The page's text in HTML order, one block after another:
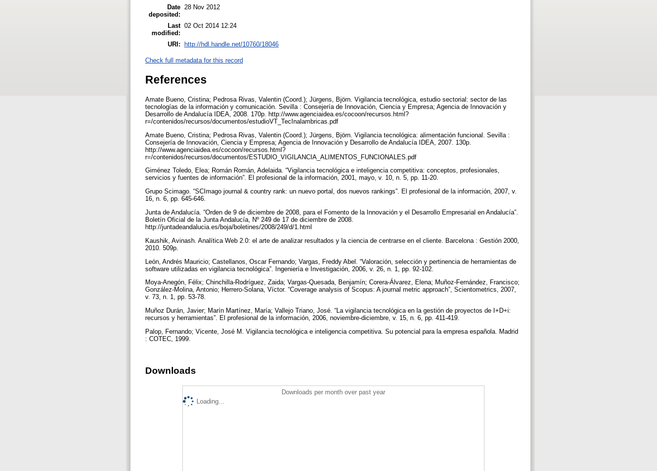
Date
deposited:
28 Nov 2012
Last
modified:
02 Oct 2014 12:24
URI: http://hdl.handle.net/10760/18046
Check full metadata for this record
References
Amate Bueno, Cristina; Pedrosa Rivas, Valentin (Coord.); Jürgens, Björn. Vigilancia tecnológica, estudio sectorial: sector de las
tecnologías de la información y comunicación. Sevilla : Consejería de Innovación, Ciencia y Empresa; Agencia de Innovación y
Desarrollo de Andalucía IDEA, 2008. 170p. http://www.agenciaidea.es/cocoon/recursos.html?
r=/contenidos/recursos/documentos/estudioVT_TecInalambricas.pdf
Amate Bueno, Cristina; Pedrosa Rivas, Valentin (Coord.); Jürgens, Björn. Vigilancia tecnológica: alimentación funcional. Sevilla :
Consejería de Innovación, Ciencia y Empresa; Agencia de Innovación y Desarrollo de Andalucía IDEA, 2007. 130p.
http://www.agenciaidea.es/cocoon/recursos.html?
r=/contenidos/recursos/documentos/ESTUDIO_VIGILANCIA_ALIMENTOS_FUNCIONALES.pdf
Giménez Toledo, Elea; Román Román, Adelaida. “Vigilancia tecnológica e inteligencia competitiva: conceptos, profesionales,
servicios y fuentes de información”. El profesional de la información, 2001, mayo, v. 10, n. 5, pp. 11-20.
Grupo Scimago. “SCImago journal & country rank: un nuevo portal, dos nuevos rankings”. El profesional de la información, 2007, v.
16, n. 6, pp. 645-646.
Junta de Andalucía. “Orden de 9 de diciembre de 2008, para el Fomento de la Innovación y el Desarrollo Empresarial en Andalucía”.
Boletín Oficial de la Junta Andalucía, Nº 249 de 17 de diciembre de 2008.
http://juntadeandalucia.es/boja/boletines/2008/249/d/1.html
Kaushik, Avinash. Analítica Web 2.0: el arte de analizar resultados y la ciencia de centrarse en el cliente. Barcelona : Gestión 2000,
2010. 509p.
León, Andrés Mauricio; Castellanos, Oscar Fernando; Vargas, Freddy Abel. “Valoración, selección y pertinencia de herramientas de
software utilizadas en vigilancia tecnológica”. Ingeniería e Investigación, 2006, v. 26, n. 1, pp. 92-102.
Moya-Anegón, Félix; Chinchilla-Rodríguez, Zaida; Vargas-Quesada, Benjamín; Corera-Álvarez, Elena; Muñoz-Fernández, Francisco;
González-Molina, Antonio; Herrero-Solana, Víctor. “Coverage analysis of Scopus: A journal metric approach”, Scientometrics, 2007,
v. 73, n. 1, pp. 53-78.
Muñoz Durán, Javier; Marín Martínez, María; Vallejo Triano, José. “La vigilancia tecnológica en la gestión de proyectos de I+D+i:
recursos y herramientas”. El profesional de la información, 2006, noviembre-diciembre, v. 15, n. 6, pp. 411-419.
Palop, Fernando; Vicente, José M. Vigilancia tecnológica e inteligencia competitiva. Su potencial para la empresa española. Madrid
: COTEC, 1999.
Downloads
Downloads per month over past year
Loading...